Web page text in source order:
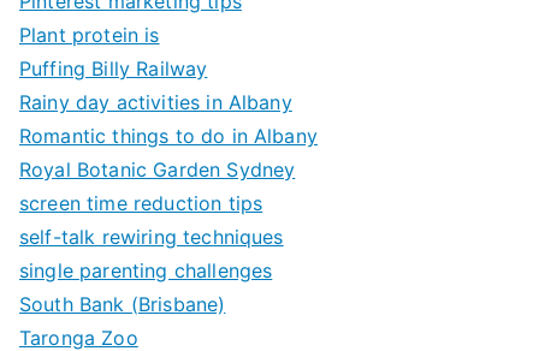
Plant protein is
Puffing Billy Railway
Rainy day activities in Albany
Romantic things to do in Albany
Royal Botanic Garden Sydney
screen time reduction tips
self-talk rewiring techniques
single parenting challenges
South Bank (Brisbane)
Taronga Zoo